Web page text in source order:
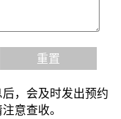
重置
，会及时发出预约
意查收。